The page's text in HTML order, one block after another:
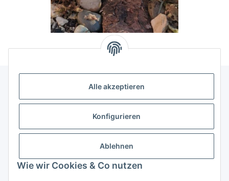
Alle akzeptieren
Konfigurieren
Ablehnen
Wie wir Cookies & Co nutzen
Allgemeine Informationen
Rechtliche Infomationen
Service